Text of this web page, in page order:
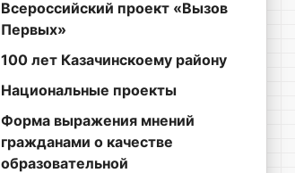
Всероссийский проект «Вызов
Первых»
100 лет Казачинскоему району
Национальные проекты
Форма выражения мнений
гражданами о качестве
образовательной